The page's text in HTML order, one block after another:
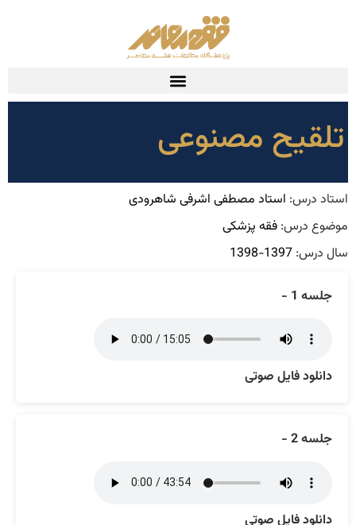
تلقیح مصنوعی
استاد درس: استاد مصطفی اشرفی شاهرودی
موضوع درس: فقه پزشکی
سال درس: 1397-1398
جلسه 1 -
دانلود فایل صوتی
جلسه 2 -
دانلود فایل صوتی